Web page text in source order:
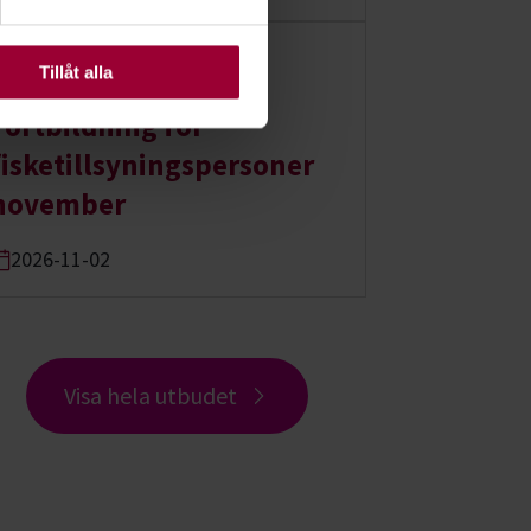
Vissa kakor är
Tillåt alla
Distans hela landet:
för
2026-11-02
Visa hela utbudet